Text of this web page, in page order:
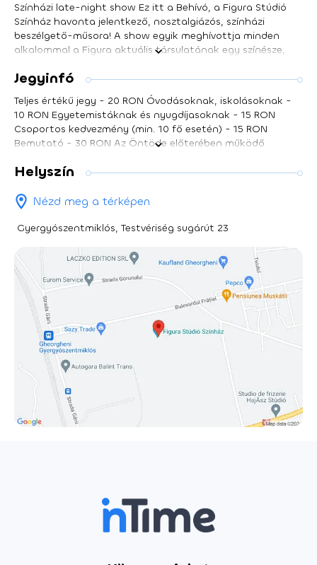
Színházi late-night show Ez itt a Behívó, a Figura Stúdió
Színház havonta jelentkező, nosztalgiázós, színházi
beszélgető-műsora! A show egyik meghívottja minden
alkalommal a Figura aktuális társulatának egy színésze,
kolléga, barát, színházi személyiség, akit az általa javasolt
5 névből meglepetésszerűen hívunk el neki. A nosztalgiázós
talk-show-ban bepillantást nyerhetnek az erdélyi színházi
élet magántörténeteibe, pletykákba, játékokkal,
élőzenével, sok kacagással. Ha kíváncsi, hogy hogyan
készül egy talk-show még mielőtt a képernyőkre kerülne,
jelentkezzen az élő felvételre, amelyre az Öntödében kerül
sor! Műsorvezető: Kolozsi Borsos Gábor
Jegyinfó
Teljes értékű jegy - 20 RON Óvodásoknak, iskolásoknak -
10 RON Egyetemistáknak és nyugdíjasoknak - 15 RON
Csoportos kedvezmény (min. 10 fő esetén) - 15 RON
Bemutató - 30 RON Az Öntöde előterében működő
előadás megkezdését követően nem áll módunkban
áll módunkban visszaváltani. A jegyek visszaváltására csak
műsorváltozás, vagy elmaradó előadás esetén van
lehetőség. Az előzetesen lefoglalt jegyeket előadás előtt
érvényét veszíti.
Helyszín
Nézd meg a térképen
Gyergyószentmiklós, Testvériség sugárút 23